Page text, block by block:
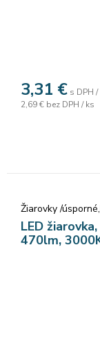
3,31 € s DPH /
2,69 € bez DPH / ks
Žiarovky /
LED
470lm,